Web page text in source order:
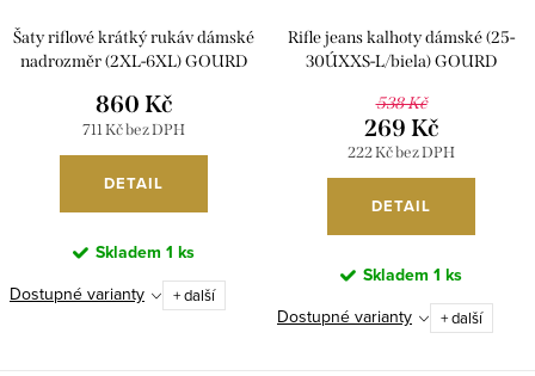
Šaty riflové krátký rukáv dámské
nadrozměr (2XL-6XL) GOURD
711 Kč bez DPH
860 Kč
DETAIL
Skladem 1 ks
Dostupné varianty
+ další
Rifle jeans kalhoty dámské (25-
30ÚXXS-L/biela) GOURD
538 Kč
222 Kč bez DPH
269 Kč
DETAIL
Skladem 1 ks
Dostupné varianty
+ další